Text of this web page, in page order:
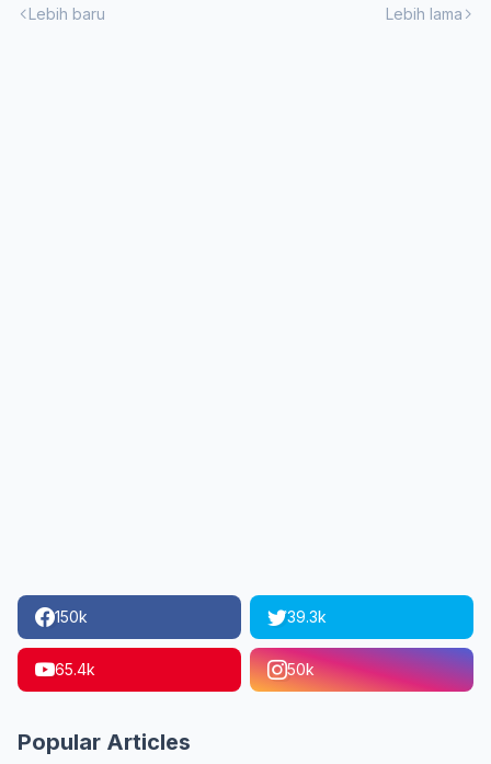
Lebih baru Lebih lama
150k 39.3k
65.4k 50k
Popular Articles